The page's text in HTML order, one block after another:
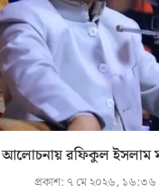
আলোচনায় রফিকুল ইসলাম
প্রকাশ: ৭ মে ২০২৬, ১৬:৩৬